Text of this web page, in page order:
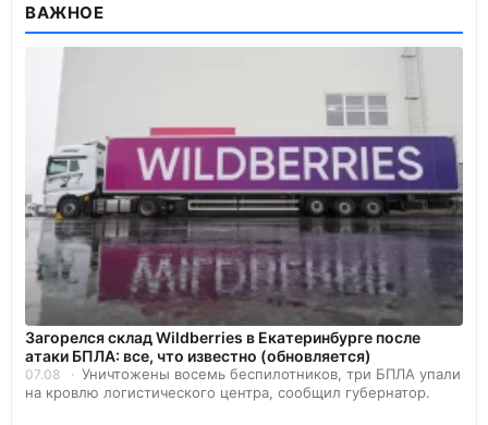
ВАЖНОЕ
Загорелся склад Wildberries в Екатеринбурге после
атаки БПЛА: все, что известно (обновляется)
07.08
Уничтожены восемь беспилотников, три БПЛА упали
на кровлю логистического центра, сообщил губернатор.